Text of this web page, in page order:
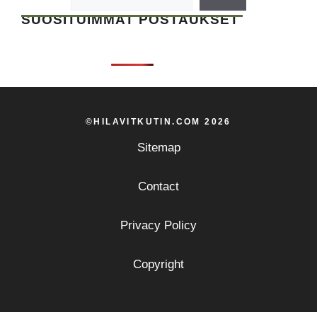
SUOSITUIMMAT POSTAUKSET
©HILAVITKUTIN.COM 2026
Sitemap
Contact
Privacy Policy
Copyright